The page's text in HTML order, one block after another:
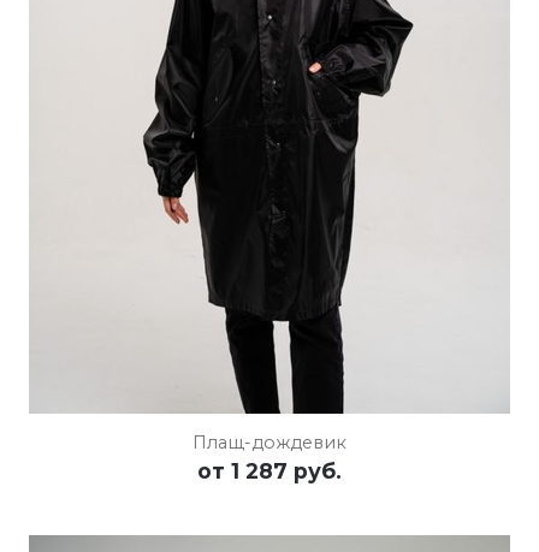
ПОДРОБНЕЕ ОСТАВИТЬ ЗАЯВКУ
Плащ-дождевик
от 1 287 руб.